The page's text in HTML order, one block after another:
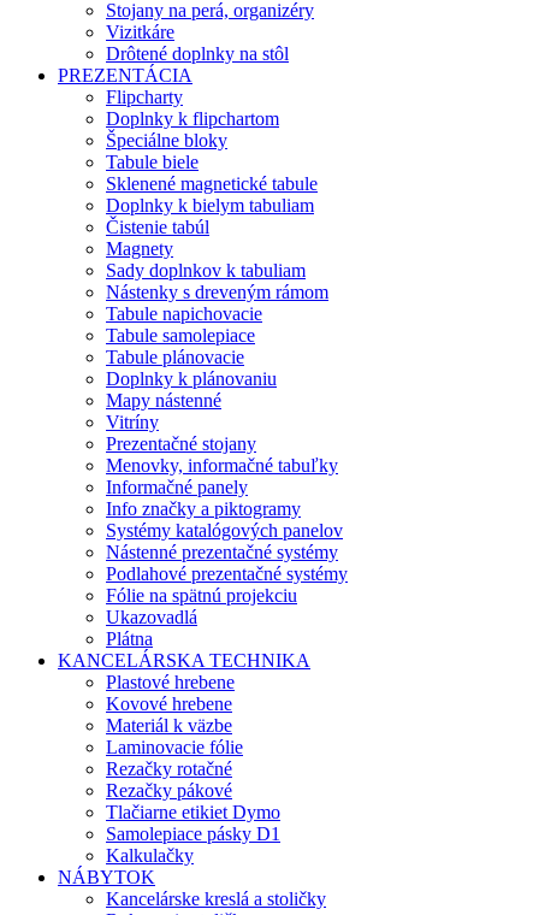
Stojany na perá, organizéry
Vizitkáre
Drôtené doplnky na stôl
PREZENTÁCIA
Flipcharty
Doplnky k flipchartom
Špeciálne bloky
Tabule biele
Sklenené magnetické tabule
Doplnky k bielym tabuliam
Čistenie tabúl
Magnety
Sady doplnkov k tabuliam
Nástenky s dreveným rámom
Tabule napichovacie
Tabule samolepiace
Tabule plánovacie
Doplnky k plánovaniu
Mapy nástenné
Vitríny
Prezentačné stojany
Menovky, informačné tabuľky
Informačné panely
Info značky a piktogramy
Systémy katalógových panelov
Nástenné prezentačné systémy
Podlahové prezentačné systémy
Fólie na spätnú projekciu
Ukazovadlá
Plátna
KANCELÁRSKA TECHNIKA
Plastové hrebene
Kovové hrebene
Materiál k väzbe
Laminovacie fólie
Rezačky rotačné
Rezačky pákové
Tlačiarne etikiet Dymo
Samolepiace pásky D1
Kalkulačky
NÁBYTOK
Kancelárske kreslá a stoličky